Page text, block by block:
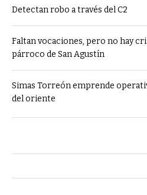
Detectan robo a través del C2
Faltan vocaciones, pero no hay
párroco de San Agustín
Simas Torreón emprende
del oriente